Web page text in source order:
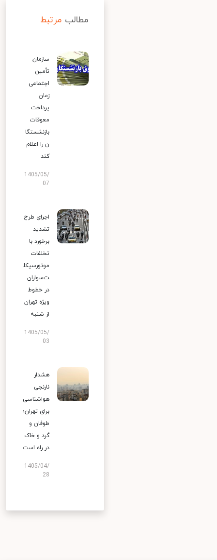
مطالب مرتبط
سازمان
تأمین
اجتماعی
زمان
پرداخت
معوقات
بازنشستگا
ن را اعلام
کند
1405/05/
07
اجرای طرح
تشدید
برخورد با
تخلفات
موتورسیکل
ت‌سواران
در خطوط
ویژه تهران
از شنبه
1405/05/
03
هشدار
نارنجی
هواشناسی
برای تهران؛
طوفان و
گرد و خاک
در راه است
1405/04/
28